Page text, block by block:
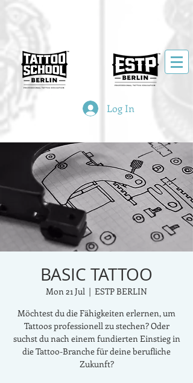
Log In
BASIC TATTOO
Mon 21 Jul
  |
ESTP BERLIN
Möchtest du die Fähigkeiten erlernen, um
Tattoos professionell zu stechen? Oder
suchst du nach einem fundierten Einstieg in
die Tattoo-Branche für deine berufliche
Zukunft?